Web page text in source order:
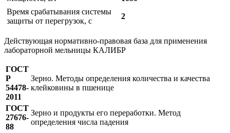
Время срабатывания системы
защиты от перегрузок, с
2
Действующая нормативно-правовая база для применения
лабораторной мельницы КАЛИБР
ГОСТ
Р
54478-
2011
Зерно. Методы определения количества и качества
клейковины в пшенице
ГОСТ
27676-
88
Зерно и продукты его переработки. Метод
определения числа падения